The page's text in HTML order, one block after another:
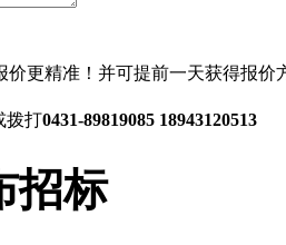
价更精准！并可提前一天获得报价
拨打0431-89819085 18943120513
招标